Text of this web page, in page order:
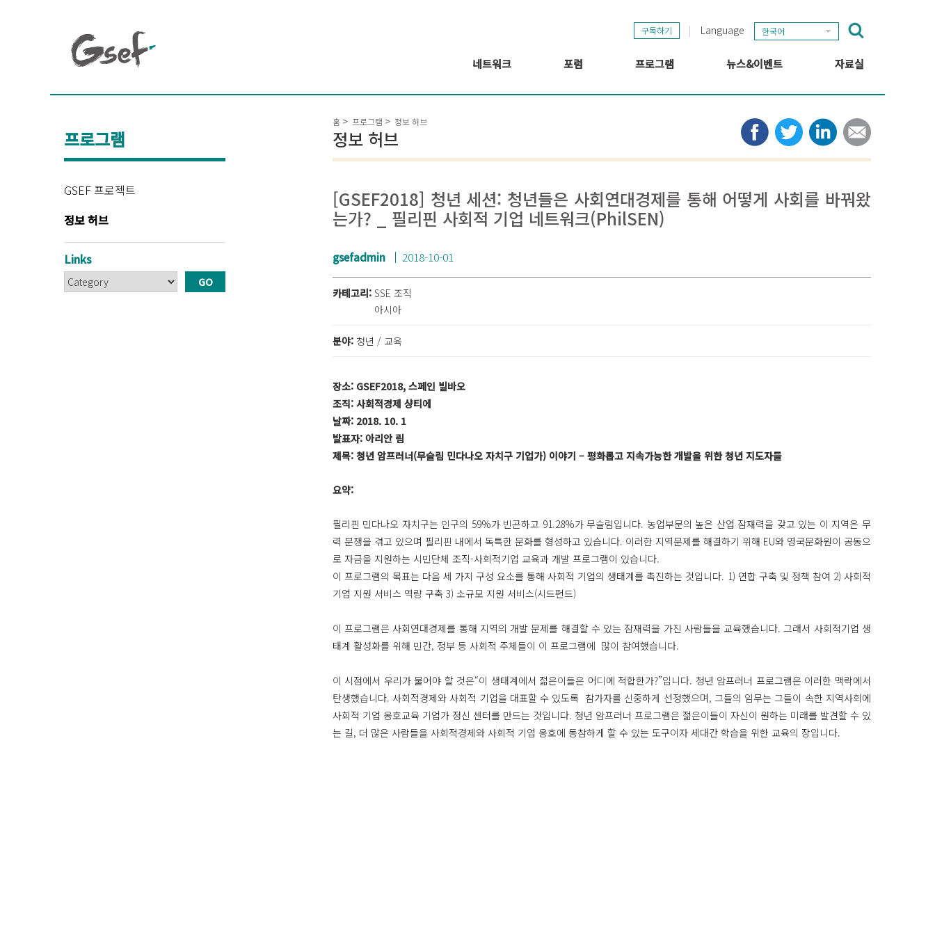
구독하기 Language 한국어
네트워크 포럼
GSEF2021
프로그램 뉴스&이벤트
타임라인
자료실
뉴스레터
미디어
프로그램
GSEF 프로젝트
정보 허브
Links
홈 프로그램 정보 허브
정보 허브
[GSEF2018] 청년 세션: 청년들은 사회연대경제를 통해 어떻게 사회를 바꿔왔
는가? _ 필리핀 사회적 기업 네트워크(PhilSEN)
gsefadmin 2018-10-01
카테고리: SSE 조직
아시아
분야: 청년 / 교육
장소: GSEF2018, 스페인 빌바오
조직: 사회적경제 샹티에
날짜: 2018. 10. 1
발표자: 아리안 림
제목: 청년 암프러너(무슬림 민다나오 자치구 기업가) 이야기 – 평화롭고 지속가능한 개발을 위한 청년 지도자들
요약:
필리핀 민다나오 자치구는 인구의 59%가 빈곤하고 91.28%가 무슬림입니다. 농업부문의 높은 산업 잠재력을 갖고 있는 이 지역은 무
력 분쟁을 겪고 있으며 필리핀 내에서 독특한 문화를 형성하고 있습니다. 이러한 지역문제를 해결하기 위해 EU와 영국문화원이 공동으
로 자금을 지원하는 시민단체 조직-사회적기업 교육과 개발 프로그램이 있습니다.
이 프로그램의 목표는 다음 세 가지 구성 요소를 통해 사회적 기업의 생태계를 촉진하는 것입니다. 1) 연합 구축 및 정책 참여 2) 사회적
기업 지원 서비스 역량 구축 3) 소규모 지원 서비스(시드펀드)
이 프로그램은 사회연대경제를 통해 지역의 개발 문제를 해결할 수 있는 잠재력을 가진 사람들을 교육했습니다. 그래서 사회적기업 생
태계 활성화를 위해 민간, 정부 등 사회적 주체들이 이 프로그램에 많이 참여했습니다.
이 시점에서 우리가 물어야 할 것은“이 생태계에서 젊은이들은 어디에 적합한가?”입니다. 청년 암프러너 프로그램은 이러한 맥락에서
탄생했습니다. 사회적경제와 사회적 기업을 대표할 수 있도록 참가자를 신중하게 선정했으며, 그들의 임무는 그들이 속한 지역사회에
사회적 기업 옹호교육 기업가 정신 센터를 만드는 것입니다. 청년 암프러너 프로그램은 젊은이들이 자신이 원하는 미래를 발견할 수 있
는 길, 더 많은 사람들을 사회적경제와 사회적 기업 옹호에 동참하게 할 수 있는 도구이자 세대간 학습을 위한 교육의 장입니다.